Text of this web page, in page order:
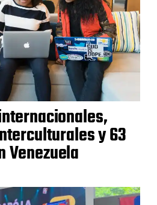
y 63
Venezuela